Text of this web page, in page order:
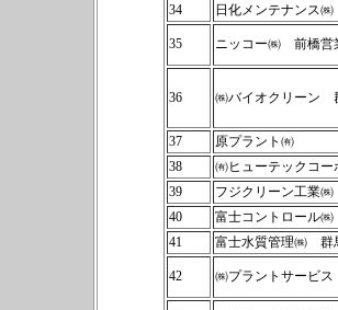
34 日化メンテナンス
35 ニッコー㈱ 前橋営
36 ㈱バイオクリーン
37
原プラント㈲
38
㈲ヒューテックコー
39
フジクリーン工業
40
富士コントロール
41
富士水質管理㈱ 群
42 ㈱プラントサービ